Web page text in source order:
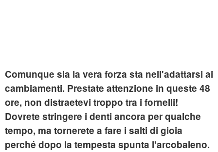
Comunque sia la vera forza sta nell'adattarsi ai
cambiamenti. Prestate attenzione in queste 48
ore, non distraetevi troppo tra i fornelli!
Dovrete stringere i denti ancora per qualche
tempo, ma tornerete a fare i salti di gioia
perché dopo la tempesta spunta l'arcobaleno.